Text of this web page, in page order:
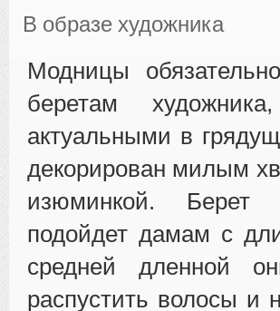
В образе художника
Модницы
беретам
актуальными в
декорирован милым
изюминкой. Берет
подойдет дамам с
средней дленной
распустить волосы и